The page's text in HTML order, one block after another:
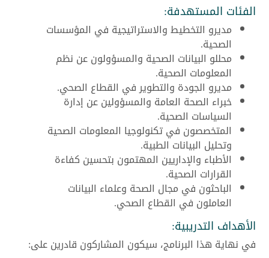
الفئات المستهدفة:
مديرو التخطيط والاستراتيجية في المؤسسات
الصحية.
محللو البيانات الصحية والمسؤولون عن نظم
المعلومات الصحية.
مديرو الجودة والتطوير في القطاع الصحي.
خبراء الصحة العامة والمسؤولين عن إدارة
السياسات الصحية.
المتخصصون في تكنولوجيا المعلومات الصحية
وتحليل البيانات الطبية.
الأطباء والإداريين المهتمون بتحسين كفاءة
القرارات الصحية.
الباحثون في مجال الصحة وعلماء البيانات
العاملون في القطاع الصحي.
الأهداف التدريبية:
في نهاية هذا البرنامج، سيكون المشاركون قادرين على: